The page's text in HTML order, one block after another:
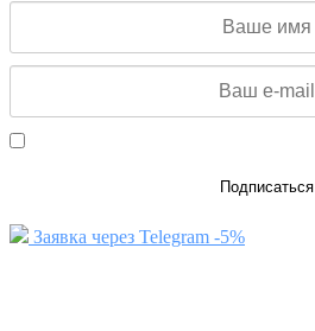
Подписаться
Заявка через Telegram -5%